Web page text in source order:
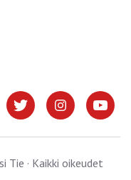
Tie · Kaikki oikeudet